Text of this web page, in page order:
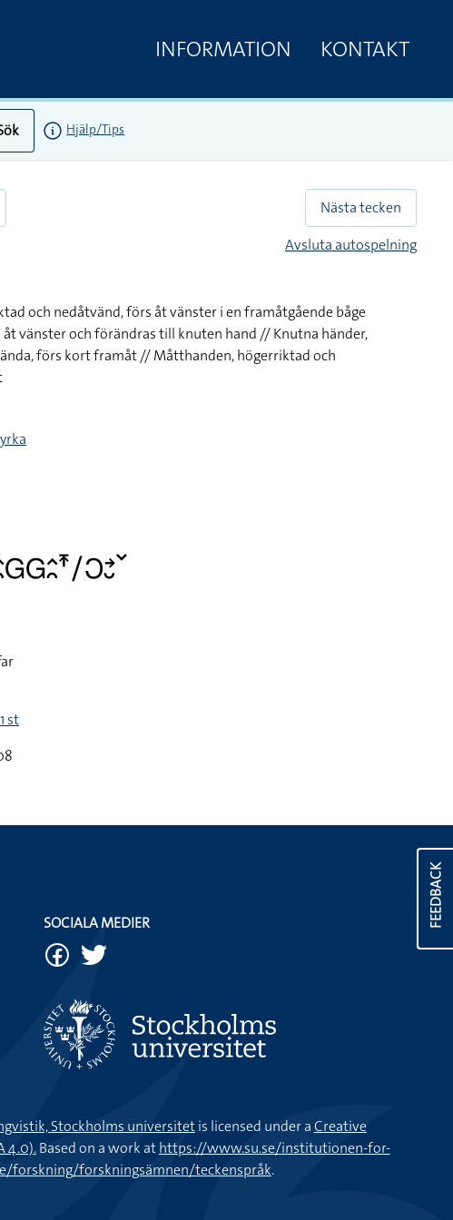
INFORMATION KONTAKT
Hjälp/Tips
Nästa tecken
Avsluta autospelning
och nedåtvänd, förs åt vänster i en framåtgående båge
vänster och förändras till knuten hand // Knutna händer,
förs kort framåt // Måtthanden, högerriktad och
st
FEEDBACK
SOCIALA MEDIER
Stockholms universitetis licensed under aCreative
4.0).Based on a work athttps://www.su.se/institutionen-for-
forskning/forskningsämnen/teckenspråk.